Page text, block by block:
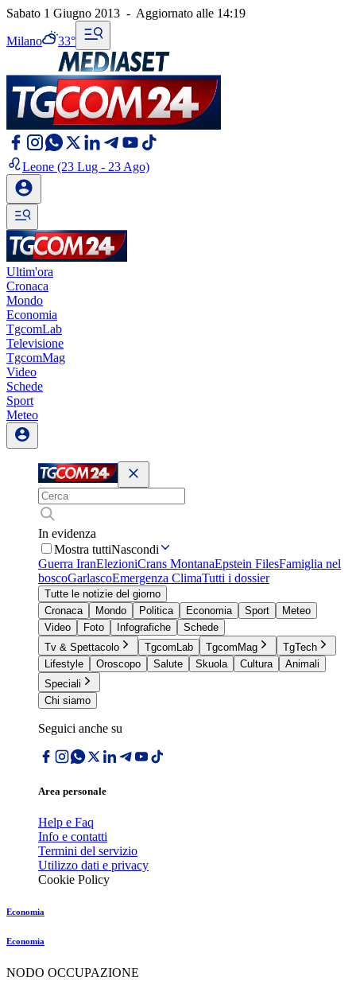
Sabato 1 Giugno 2013 - Aggiornato alle 14:19
Milano 33°
Leone (23 Lug - 23 Ago)
Ultim'ora
Cronaca
Mondo
Economia
TgcomLab
Televisione
TgcomMag
Video
Schede
Sport
Meteo
In evidenza
Mostra tuttiNascondi
Guerra IranElezioniCrans MontanaEpstein FilesFamiglia nel
boscoGarlascoEmergenza ClimaTutti i dossier
Tutte le notizie del giorno
Cronaca
Mondo Politica Economia Sport
Meteo
Video
Foto Infografiche
Schede
Tv & Spettacolo
TgcomLab TgcomMag
TgTech
Lifestyle
Oroscopo Salute Skuola Cultura
Animali
Speciali
Chi siamo
Seguici anche su
Area personale
Help e Faq
Info e contatti
Termini del servizio
Utilizzo dati e privacy
Cookie Policy
Economia
Economia
NODO OCCUPAZIONE